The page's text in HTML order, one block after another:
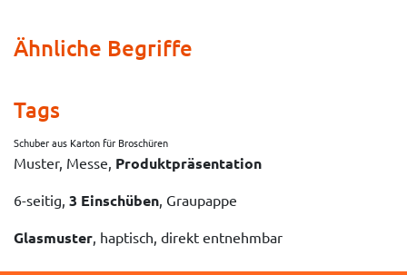
Ähnliche Begriffe
Tags
Schuber aus Karton für Broschüren
Muster, Messe, Produktpräsentation
6-seitig, 3 Einschüben , Graupappe
Glasmuster , haptisch, direkt entnehmbar